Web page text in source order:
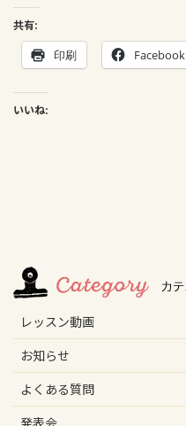
共有:
印刷 Facebook
いいね:
レッスン動画
お知らせ
よくある質問
発表会